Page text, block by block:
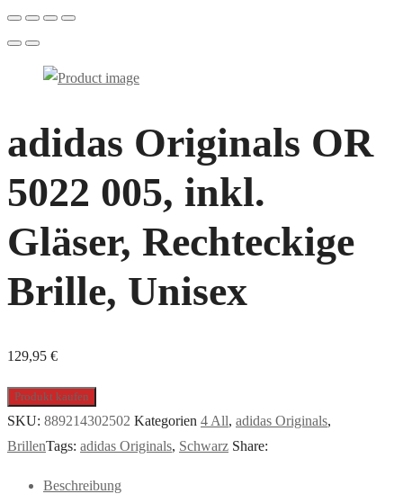
adidas Originals OR
5022 005, inkl.
Gläser, Rechteckige
Brille, Unisex
129,95 €
Produkt kaufen
SKU: 889214302502 Kategorien 4 All, adidas Originals,
BrillenTags: adidas Originals, Schwarz Share:
Beschreibung